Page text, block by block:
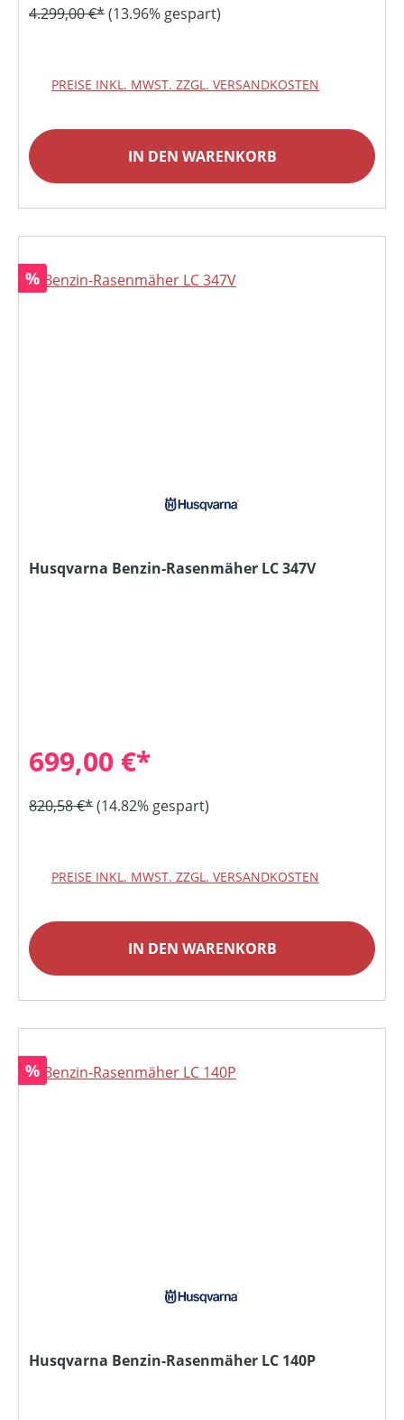
4.299,00 €*(13.96% gespart)
PREISE INKL. MWST. ZZGL. VERSANDKOSTEN
IN DEN WARENKORB
Rabatt
%
Husqvarna Benzin-Rasenmäher LC 347V
699,00 €*
820,58 €*(14.82% gespart)
PREISE INKL. MWST. ZZGL. VERSANDKOSTEN
IN DEN WARENKORB
Rabatt
%
Husqvarna Benzin-Rasenmäher LC 140P